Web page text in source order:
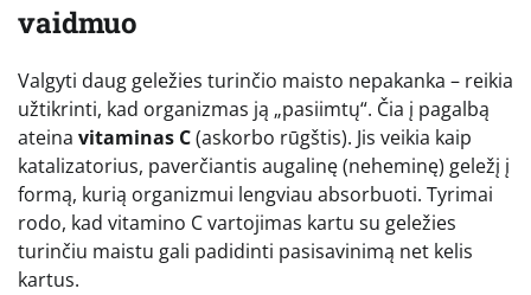
vaidmuo
Valgyti daug geležies turinčio maisto nepakanka – reikia
užtikrinti, kad organizmas ją „pasiimtų“. Čia į pagalbą
ateina vitaminas C(askorbo rūgštis). Jis veikia kaip
katalizatorius, paverčiantis augalinę (neheminę) geležį į
formą, kurią organizmui lengviau absorbuoti. Tyrimai
rodo, kad vitamino C vartojimas kartu su geležies
turinčiu maistu gali padidinti pasisavinimą net kelis
kartus.